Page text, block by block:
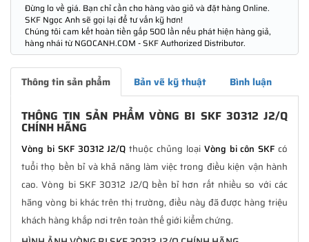
Đừng lo về giá. Bạn chỉ cần cho hàng vào giỏ và đặt hàng Online.
SKF Ngọc Anh sẽ gọi lại để tư vấn kỹ hơn!
Chúng tôi cam kết hoàn tiền gấp 500 lần nếu phát hiện hàng giả,
hàng nhái từ NGOCANH.COM - SKF Authorized Distributor.
Thông tin sản phẩm Bản vẽ kỹ thuật Bình luận
THÔNG TIN SẢN PHẨM VÒNG BI SKF 30312 J2/Q
CHÍNH HÃNG
Vòng bi SKF 30312 J2/Q thuộc chủng loại Vòng bi côn SKF có
tuổi thọ bền bỉ và khả năng làm việc trong điều kiện vận hành
cao. Vòng bi SKF 30312 J2/Q bền bỉ hơn rất nhiều so với các
hãng vòng bi khác trên thị trường, điều này đã được hàng triệu
khách hàng khắp nơi trên toàn thế giới kiểm chứng.